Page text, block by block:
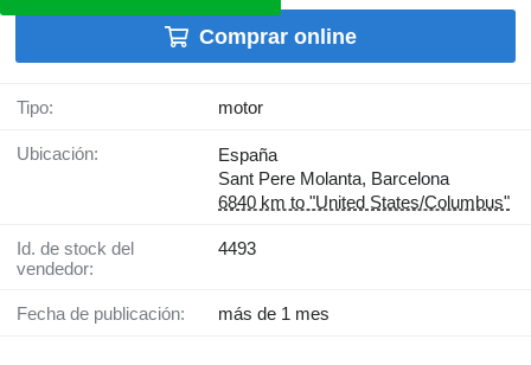
Comprar online
Tipo: motor
Ubicación:
España
Sant Pere Molanta, Barcelona
6840 km to "United States/Columbus"
Id. de stock del
vendedor:
4493
Fecha de publicación: más de 1 mes